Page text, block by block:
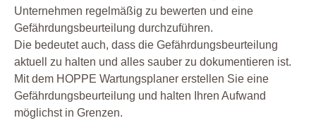
Unternehmen regelmäßig zu bewerten und eine
Gefährdungsbeurteilung durchzuführen.
Die bedeutet auch, dass die Gefährdungsbeurteilung
aktuell zu halten und alles sauber zu dokumentieren ist.
Mit dem HOPPE Wartungsplaner erstellen Sie eine
Gefährdungsbeurteilung und halten Ihren Aufwand
möglichst in Grenzen.